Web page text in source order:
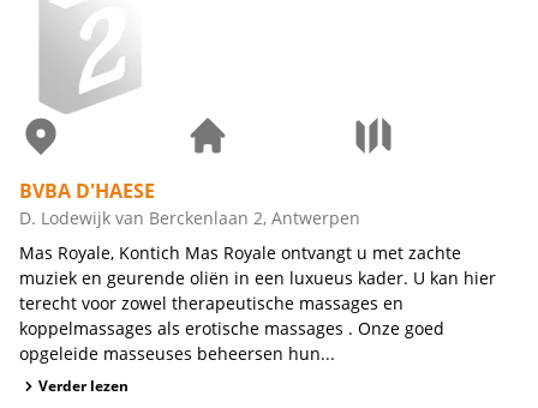
BVBA D'HAESE
D. Lodewijk van Berckenlaan 2, Antwerpen
Mas Royale, Kontich Mas Royale ontvangt u met zachte
muziek en geurende oliën in een luxueus kader. U kan hier
terecht voor zowel therapeutische massages en
koppelmassages als erotische massages . Onze goed
opgeleide masseuses beheersen hun...
Verder lezen